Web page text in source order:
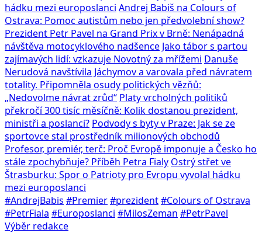
hádku mezi europoslanci Andrej Babiš na Colours of
Ostrava: Pomoc autistům nebo jen předvolební show?
Prezident Petr Pavel na Grand Prix v Brně: Nenápadná
návštěva motocyklového nadšence Jako tábor s partou
zajímavých lidí: vzkazuje Novotný za mřížemi Danuše
Nerudová navštívila Jáchymov a varovala před návratem
totality. Připomněla osudy politických vězňů:
„Nedovolme návrat zrůd“ Platy vrcholných politiků
překročí 300 tisíc měsíčně: Kolik dostanou prezident,
ministři a poslanci? Podvody s byty v Praze: Jak se ze
sportovce stal prostředník milionových obchodů
Profesor, premiér, terč: Proč Evropě imponuje a Česko ho
stále zpochybňuje? Příběh Petra Fialy Ostrý střet ve
Štrasburku: Spor o Patrioty pro Evropu vyvolal hádku
mezi europoslanci
#AndrejBabis #Premier#prezident#Colours of Ostrava
#PetrFiala #Europoslanci #MilosZeman #PetrPavel
Výběr redakce